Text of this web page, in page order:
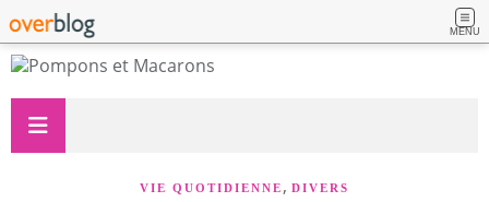
MENU
VIE QUOTIDIENNE , DIVERS